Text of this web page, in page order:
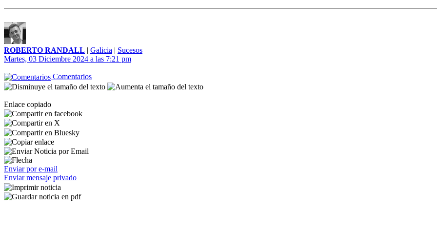
ROBERTO RANDALL | Galicia | Sucesos
Martes, 03 Diciembre 2024 a las 7:21 pm
Comentarios
Enlace copiado
Enviar por e-mail
Enviar mensaje privado